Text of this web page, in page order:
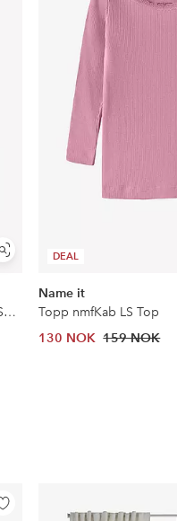
Vis
lignende
Genser Nmfwang Wool Needle Ls Top Solid No
DEAL
Name it
Topp nmfKab LS Top
130 NOK 159 NOK
Legg